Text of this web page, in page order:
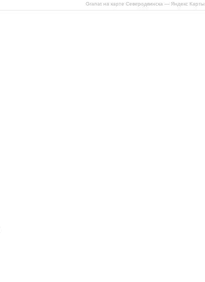
Granat на карте Северодвинска — Яндекс Карты